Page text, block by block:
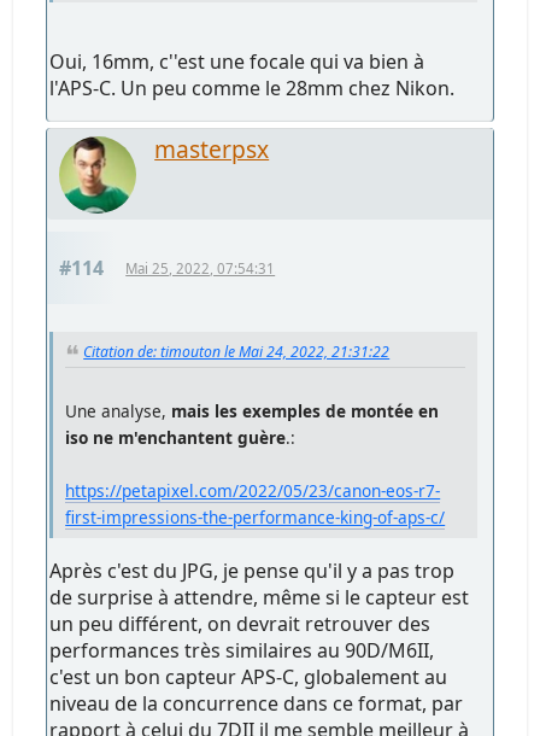
Oui, 16mm, c''est une focale qui va bien à
l'APS-C. Un peu comme le 28mm chez Nikon.
masterpsx
#114 Mai 25, 2022, 07:54:31
Citation de: timouton le Mai 24, 2022, 21:31:22
Une analyse, mais les exemples de montée en
iso ne m'enchantent guère.:
https://petapixel.com/2022/05/23/canon-eos-r7-
first-impressions-the-performance-king-of-aps-c/
Après c'est du JPG, je pense qu'il y a pas trop
de surprise à attendre, même si le capteur est
un peu différent, on devrait retrouver des
performances très similaires au 90D/M6II,
c'est un bon capteur APS-C, globalement au
niveau de la concurrence dans ce format, par
rapport à celui du 7DII il me semble meilleur à